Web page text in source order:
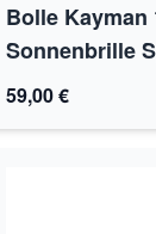
Bolle Kayman
Sonnenbrille
59,00 €